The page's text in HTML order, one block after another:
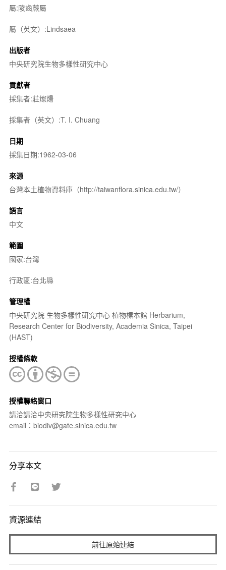
屬:陵齒蕨屬
屬（英文）:Lindsaea
出版者
中央研究院生物多樣性研究中心
貢獻者
採集者:莊燦煬
採集者（英文）:T. I. Chuang
日期
採集日期:1962-03-06
來源
台灣本土植物資料庫（http://taiwanflora.sinica.edu.tw/）
語言
中文
範圍
國家:台灣
行政區:台北縣
管理權
中央研究院 生物多樣性研究中心 植物標本館 Herbarium,
Research Center for Biodiversity, Academia Sinica, Taipei
(HAST)
授權條款
授權聯絡窗口
請洽請洽中央研究院生物多樣性研究中心
email：biodiv@gate.sinica.edu.tw
分享本文
資源連結
前往原始連結